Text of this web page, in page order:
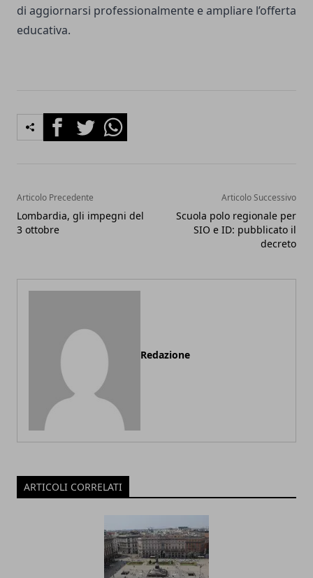
di aggiornarsi professionalmente e ampliare l’offerta
educativa.
FacebookTwitterWhatsapp
Articolo Precedente
Lombardia, gli impegni del
3 ottobre
Articolo Successivo
Scuola polo regionale per
SIO e ID: pubblicato il
decreto
Redazione
ARTICOLI CORRELATI